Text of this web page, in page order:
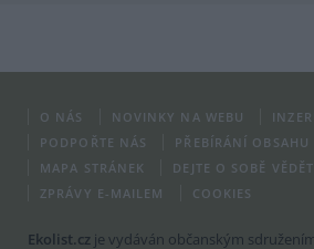
O NÁS NOVINKY NA WEBU
PODPOŘTE NÁS
PŘEBÍRÁNÍ OBSAHU
MAPA STRÁNEK
DEJTE O SOBĚ VĚDĚT
ZPRÁVY E-MAILEM
COOKIES
Ekolist.cz je vydáván občanským